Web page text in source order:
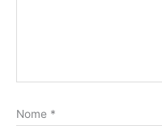
Nome *